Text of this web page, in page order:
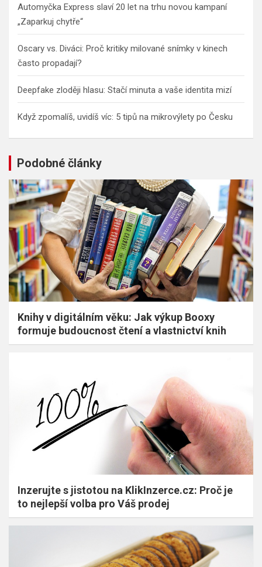
Automyčka Express slaví 20 let na trhu novou kampaní
„Zaparkuj chytře“
Oscary vs. Diváci: Proč kritiky milované snímky v kinech
často propadají?
Deepfake zloději hlasu: Stačí minuta a vaše identita mizí
Když zpomalíš, uvidíš víc: 5 tipů na mikrovýlety po Česku
Podobné články
Knihy v digitálním věku: Jak výkup Booxy
formuje budoucnost čtení a vlastnictví knih
Inzerujte s jistotou na KlikInzerce.cz: Proč je
to nejlepší volba pro Váš prodej